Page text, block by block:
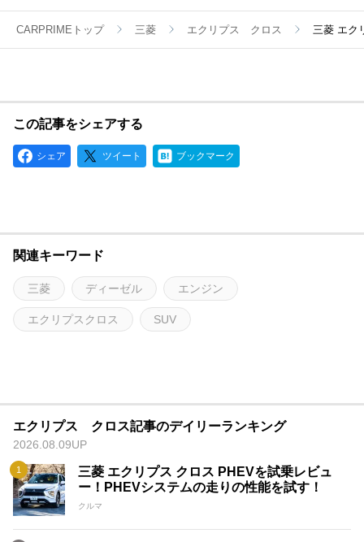
CARPRIMEトップ 三菱 エクリプス クロス 三菱 エク
この記事をシェアする
シェア ツイート ブックマーク
関連キーワード
三菱 ディーゼル エンジン
エクリプスクロス SUV
エクリプス クロス記事のデイリーランキング
2026.08.09UP
三菱 エクリプス クロス PHEVを試乗レビュ
ー！PHEVシステムの走りの性能を試す！
クルマ